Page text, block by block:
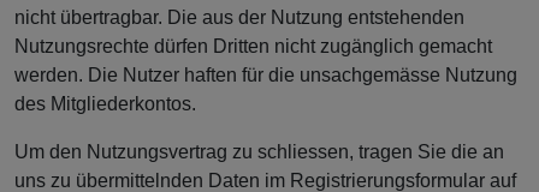
nicht übertragbar. Die aus der Nutzung entstehenden
Nutzungsrechte dürfen Dritten nicht zugänglich gemacht
werden. Die Nutzer haften für die unsachgemässe Nutzung
des Mitgliederkontos.
Um den Nutzungsvertrag zu schliessen, tragen Sie die an
uns zu übermittelnden Daten im Registrierungsformular auf